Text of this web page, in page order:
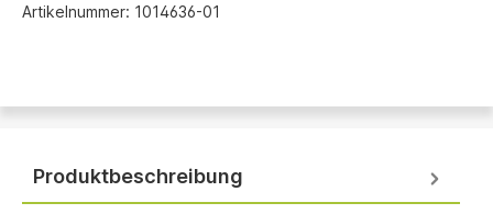
Artikelnummer: 1014636-01
Produktbeschreibung